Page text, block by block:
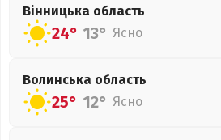
Вінницька область
24° 13° Ясно
Волинська область
25° 12° Ясно